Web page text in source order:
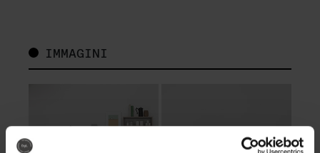
IMMAGINI